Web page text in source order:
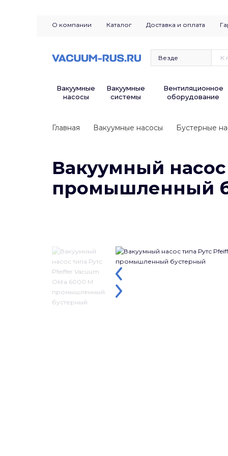
О компании Каталог Доставка и оплата
Вакуумные
насосы
Вакуумные
системы
Вентиляционное
оборудование
Главная Вакуумные насосы Бустерные
Вакуумный
промышленный